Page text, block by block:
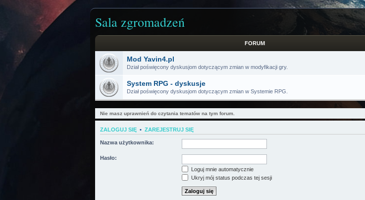
Sala zgromadzeń
FORUM
Mod Yavin4.pl
Dział poświęcony dyskusjom dotyczącym zmian w modyfikacji gry.
System RPG - dyskusje
Dział poświęcony dyskusjom dotyczącym zmian w Systemie RPG.
Nie masz uprawnień do czytania tematów na tym forum.
ZALOGUJ SIĘ • ZAREJESTRUJ SIĘ
Nazwa użytkownika:
Hasło:
Loguj mnie automatycznie
Ukryj mój status podczas tej sesji